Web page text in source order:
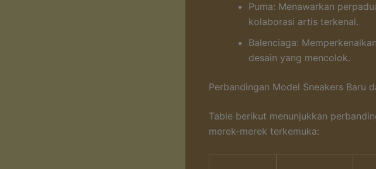
Puma: Menawarkan
kolaborasi artis terkenal.
Balenciaga:
desain yang mencolok.
Perbandingan Model Sneakers Baru
Table berikut menunjukkan
merek-merek terkemuka: